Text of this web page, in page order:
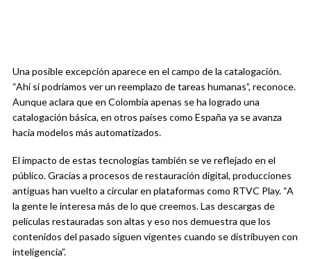
Una posible excepción aparece en el campo de la catalogación.
“Ahí sí podríamos ver un reemplazo de tareas humanas”, reconoce.
Aunque aclara que en Colombia apenas se ha logrado una
catalogación básica, en otros países como España ya se avanza
hacia modelos más automatizados.
El impacto de estas tecnologías también se ve reflejado en el
público. Gracias a procesos de restauración digital, producciones
antiguas han vuelto a circular en plataformas como RTVC Play. “A
la gente le interesa más de lo que creemos. Las descargas de
películas restauradas son altas y eso nos demuestra que los
contenidos del pasado siguen vigentes cuando se distribuyen con
inteligencia”.